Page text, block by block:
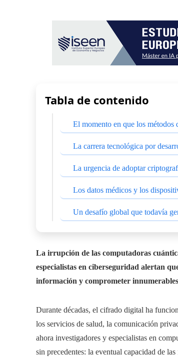
Tabla de contenido
El momento en que los métodos
La carrera tecnológica por
La urgencia de adoptar
Los datos médicos y los
Un desafío global que todavía
La irrupción de las computadoras
especialistas en ciberseguridad alertan
información y comprometer
Durante décadas, el cifrado digital ha
los servicios de salud, la comunicación
ahora investigadores y especialistas en
sin precedentes: la eventual capacidad de